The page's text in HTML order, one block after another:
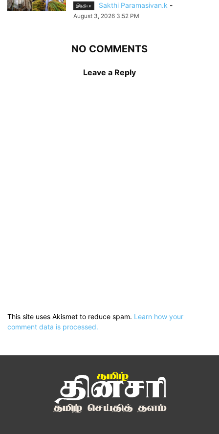
இந்தியா Sakthi Paramasivan.k -
August 3, 2026 3:52 PM
NO COMMENTS
Leave a Reply
This site uses Akismet to reduce spam. Learn how your
comment data is processed.